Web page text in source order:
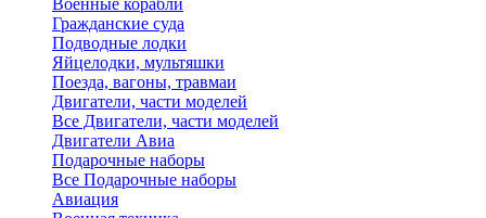
Военные корабли
Гражданские суда
Подводные лодки
Яйцелодки, мультяшки
Поезда, вагоны, травмаи
Двигатели, части моделей
Все Двигатели, части моделей
Двигатели Авиа
Подарочные наборы
Все Подарочные наборы
Авиация